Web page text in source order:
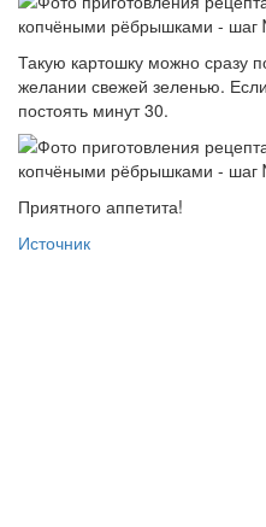
Такую картошку можно сразу
желании свежей зеленью.
постоять минут 30.
Приятного аппетита!
Источник